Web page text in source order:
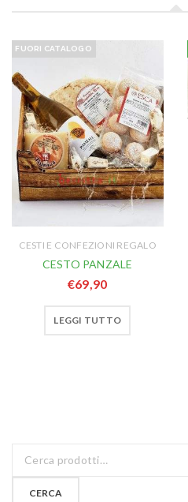
FUORI CATALOGO
CESTI E CONFEZIONI REGALO
CESTO PANZALE
€69,90
LEGGI TUTTO
CERCA